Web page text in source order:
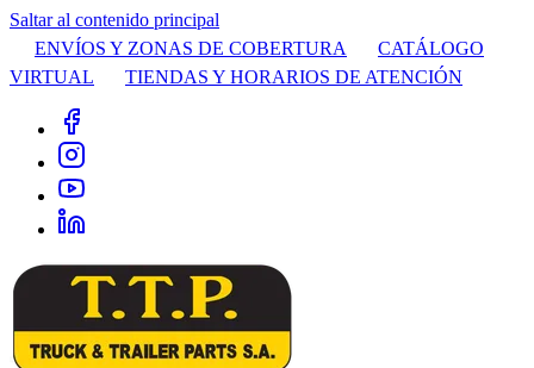
Saltar al contenido principal
ENVÍOS Y ZONAS DE COBERTURA
CATÁLOGO
VIRTUAL
TIENDAS Y HORARIOS DE ATENCIÓN